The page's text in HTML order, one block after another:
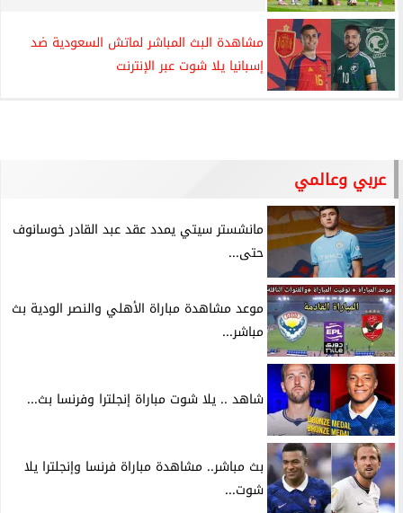
مشاهدة البث المباشر لماتش السعودية ضد
إسبانيا يلا شوت عبر الإنترنت
عربي وعالمي
مانشستر سيتي يمدد عقد عبد القادر خوسانوف
حتى...
موعد مشاهدة مباراة الأهلي والنصر الودية بث
مباشر...
شاهد .. يلا شوت مباراة إنجلترا وفرنسا بث...
بث مباشر.. مشاهدة مباراة فرنسا وإنجلترا يلا
شوت...